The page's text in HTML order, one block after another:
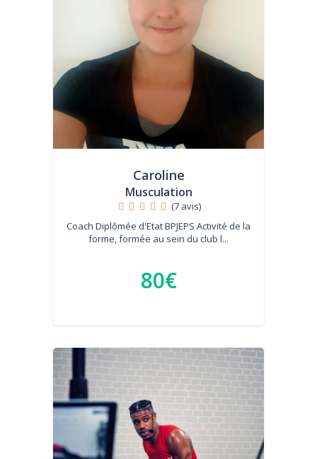
Caroline
Musculation
(7 avis)
Coach Diplômée d'Etat BPJEPS Activité de la
forme, formée au sein du club l...
80€